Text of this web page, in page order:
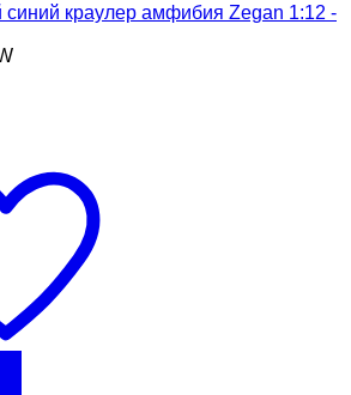
краулер амфибия Zegan 1:12 -